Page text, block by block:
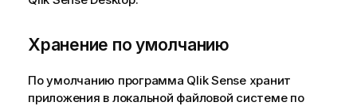
Хранение по умолчанию
По умолчанию программа Qlik Senseхранит
приложения в локальной файловой системе по